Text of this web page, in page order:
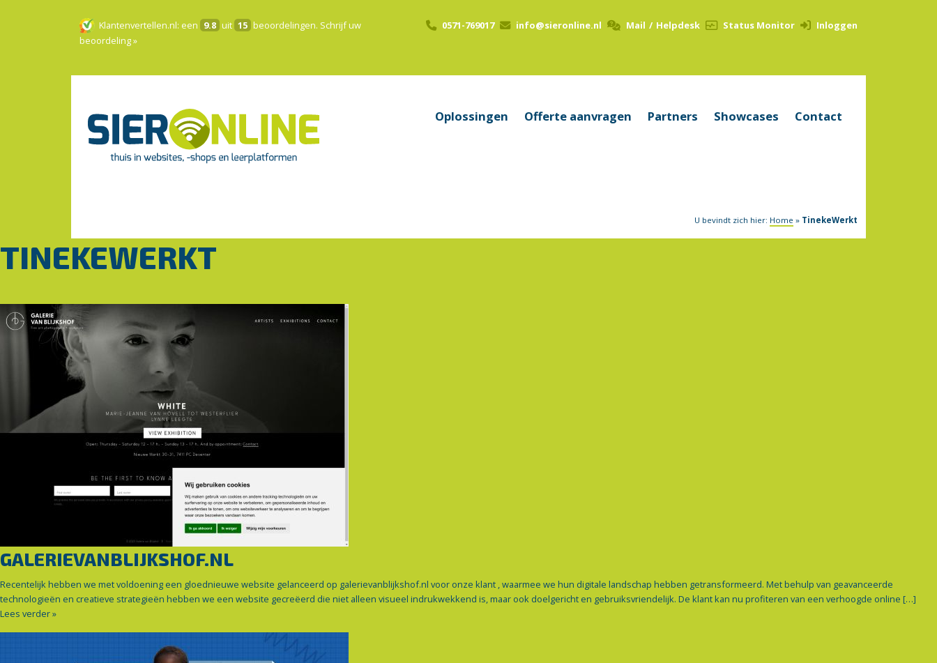
Klantenvertellen.nl: een 9.8 uit 15 beoordelingen. Schrijf uw
beoordeling »
0571-769017 info@sieronline.nl Mail / Helpdesk Status Monitor Inloggen
Oplossingen Offerte aanvragen Partners Showcases Contact
U bevindt zich hier: Home » TinekeWerkt
TINEKEWERKT
GALERIEVANBLIJKSHOF.NL
Recentelijk hebben we met voldoening een gloednieuwe website gelanceerd op galerievanblijkshof.nl voor onze klant , waarmee we hun digitale landschap hebben getransformeerd. Met behulp van geavanceerde
technologieën en creatieve strategieën hebben we een website gecreëerd die niet alleen visueel indrukwekkend is, maar ook doelgericht en gebruiksvriendelijk. De klant kan nu profiteren van een verhoogde online […]
Lees verder »